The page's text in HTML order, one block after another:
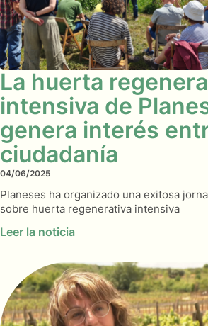
La huerta
intensiva de
genera interés
ciudadanía
04/06/2025
Planeses ha organizado una exitosa
sobre huerta regenerativa intensiva
Leer la noticia